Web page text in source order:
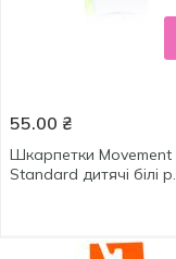
55.00 ₴
Шкарпетки Movement
Standard дитячі білі